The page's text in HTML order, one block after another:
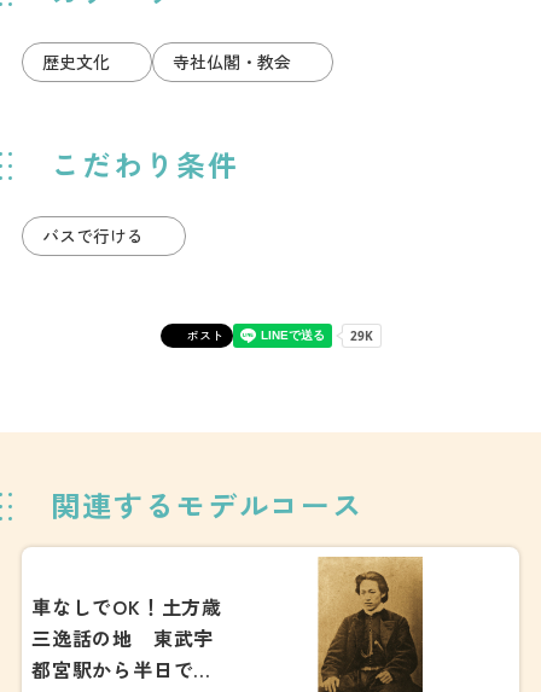
歴史文化 寺社仏閣・教会
こだわり条件
バスで行ける
ポスト
関連するモデルコース
車なしでOK！土方歳
三逸話の地 東武宇
都宮駅から半日で歩